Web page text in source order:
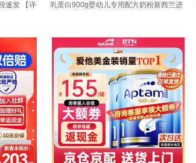
速发 【详
乳蛋白900g婴幼儿专用配方奶粉新西兰进